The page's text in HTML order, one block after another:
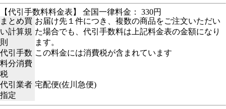
【代引手数料料金表】 全国一律料金： 330円
まとめ買
い計算規
則
お届け先１件につき、複数の商品をご注文いただい
た場合でも、代引手数料は上記料金表の金額になり
ます。
代引手数
料分消費
税
この料金には消費税が含まれています
代引業者
指定
宅配便(佐川急便)